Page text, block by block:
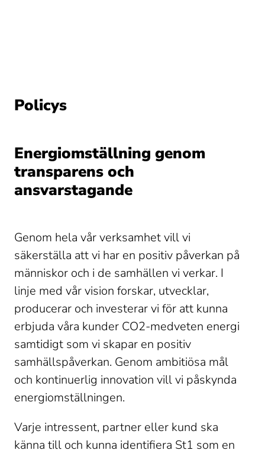
Policys
Energiomställning genom
transparens och
ansvarstagande
Genom hela vår verksamhet vill vi
säkerställa att vi har en positiv påverkan på
människor och i de samhällen vi verkar. I
linje med vår vision forskar, utvecklar,
producerar och investerar vi för att kunna
erbjuda våra kunder CO2-medveten energi
samtidigt som vi skapar en positiv
samhällspåverkan. Genom ambitiösa mål
och kontinuerlig innovation vill vi påskynda
energiomställningen.
Varje intressent, partner eller kund ska
känna till och kunna identifiera St1 som en